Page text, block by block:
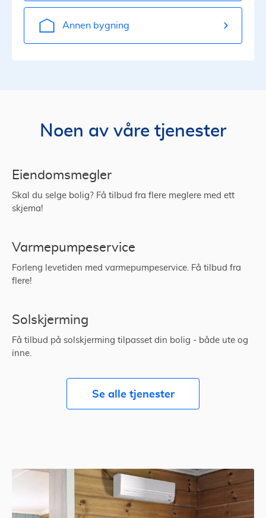
Annen bygning
Noen av våre tjenester
Eiendomsmegler
Skal du selge bolig? Få tilbud fra flere meglere med ett
skjema!
Varmepumpeservice
Forleng levetiden med varmepumpeservice. Få tilbud fra
flere!
Solskjerming
Få tilbud på solskjerming tilpasset din bolig - både ute og
inne.
Se alle tjenester